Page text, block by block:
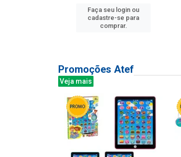
Faça seu login ou
cadastre-se para
comprar.
Promoções Atef
Veja mais